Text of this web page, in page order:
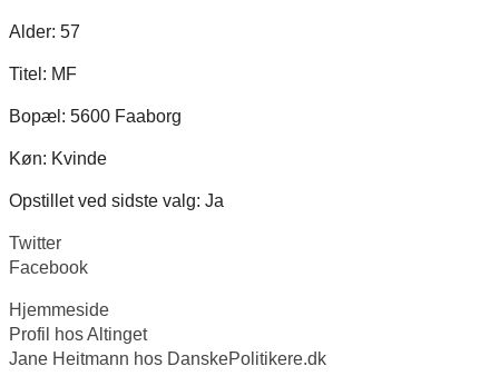
Alder: 57
Titel: MF
Bopæl: 5600 Faaborg
Køn: Kvinde
Opstillet ved sidste valg: Ja
Twitter
Facebook
Hjemmeside
Profil hos Altinget
Jane Heitmann hos DanskePolitikere.dk